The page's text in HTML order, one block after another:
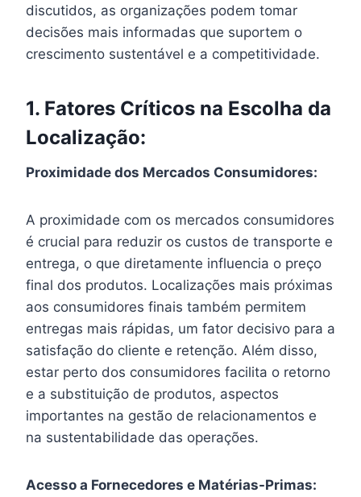
discutidos, as organizações podem tomar
decisões mais informadas que suportem o
crescimento sustentável e a competitividade.
1. Fatores Críticos na Escolha da
Localização:
Proximidade dos Mercados Consumidores:
A proximidade com os mercados consumidores
é crucial para reduzir os custos de transporte e
entrega, o que diretamente influencia o preço
final dos produtos. Localizações mais próximas
aos consumidores finais também permitem
entregas mais rápidas, um fator decisivo para a
satisfação do cliente e retenção. Além disso,
estar perto dos consumidores facilita o retorno
e a substituição de produtos, aspectos
importantes na gestão de relacionamentos e
na sustentabilidade das operações.
Acesso a Fornecedores e Matérias-Primas: